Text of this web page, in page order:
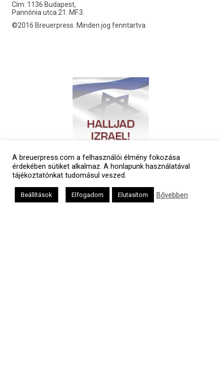
Cím: 1136 Budapest,
Pannónia utca 21. MF.3.
©2016 Breuerpress. Minden jog fenntartva.
A breuerpress.com a felhasználói élmény fokozása
érdekében sütiket alkalmaz. A honlapunk használatával
tájékoztatónkat tudomásul veszed.
Beállítások Elfogadom Elutasítom Bővebben